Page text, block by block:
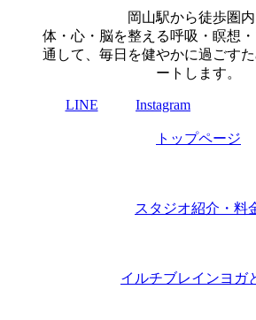
岡山駅から徒歩圏内
体・心・脳を整える呼吸・瞑想
通して、毎日を健やかに過ごす
ートします。
LINE Instagram
トップページ
スタジオ紹介・料
イルチブレインヨガ